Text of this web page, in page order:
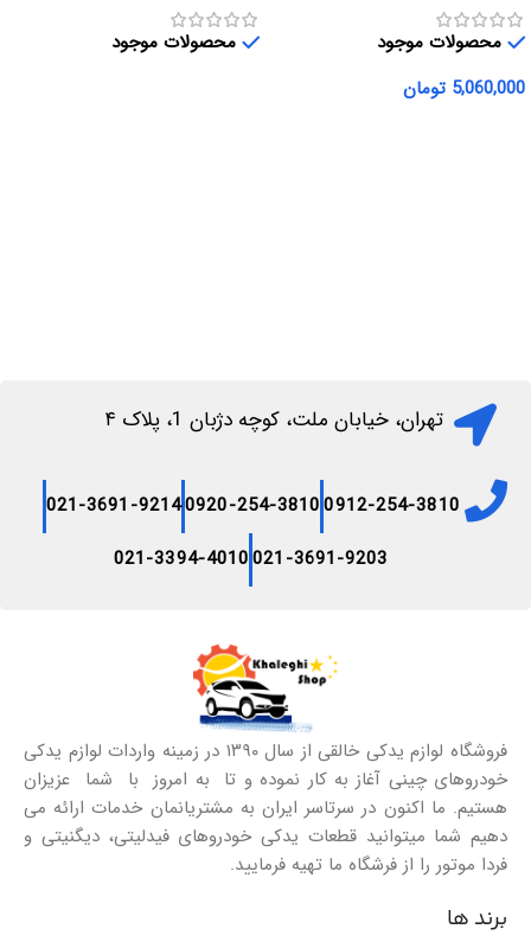
محصولات موجود
5,060,000 تومان
محصولات موجود
تهران، خیابان ملت، کوچه دژبان 1، پلاک ۴
0912-254-3810
0920-254-3810
021-3691-9214
021-3691-9203
021-3394-4010
فروشگاه لوازم یدکی خالقی از سال ۱۳۹۰ در زمینه واردات لوازم یدکی
خودروهای چینی آغاز به کار نموده و تا به امروز با شما عزیزان
هستیم. ما اکنون در سرتاسر ایران به مشتریانمان خدمات ارائه می
دهیم شما میتوانید قطعات یدکی خودروهای فیدلیتی، دیگنیتی و
فردا موتور را از فرشگاه ما تهیه فرمایید.
برند ها